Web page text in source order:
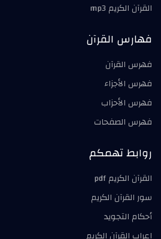
القرآن الكريم mp3
فهارس القرآن
فهرس القرآن
فهرس الأجزاء
فهرس الأحزاب
فهرس الصفحات
روابط تهمكم
القرآن الكريم pdf
سور القرآن الكريم
أحكام التجويد